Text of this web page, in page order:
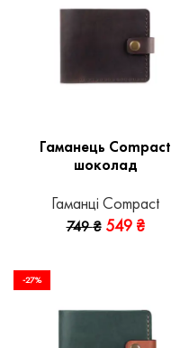
Гаманець Compact
шоколад
Гаманці Compact
749₴ 549 ₴
-27%